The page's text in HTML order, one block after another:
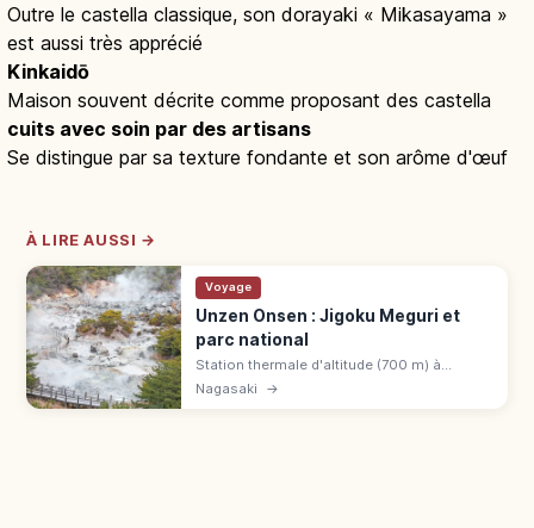
Outre le castella classique, son dorayaki « Mikasayama »
est aussi très apprécié
Kinkaidō
Maison souvent décrite comme proposant des castella
cuits avec soin par des artisans
Se distingue par sa texture fondante et son arôme d'œuf
À LIRE AUSSI →
Voyage
Unzen Onsen : Jigoku Meguri et
parc national
Station thermale d'altitude (700 m) à
Shimabara (Nagasaki), au cœur du premier
parc national du Japon (1934). Unzen
Nagasaki →